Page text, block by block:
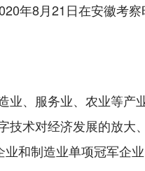
年8月21日在安徽考察
、服务业、农业等产
技术对经济发展的放大
和制造业单项冠军企业